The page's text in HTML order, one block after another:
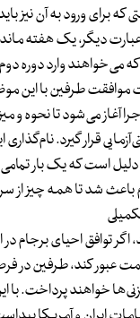
برای ورود به آن نیز
دیگر، یک هفته
می‌خواهند وارد دوره دوم
آغاز می‌شود تا نحوه و
قرار گیرد. نام‌گذاری
دلیل است که یک بار
باعث شد تا همه چیز از
خواهند پرداخت. با